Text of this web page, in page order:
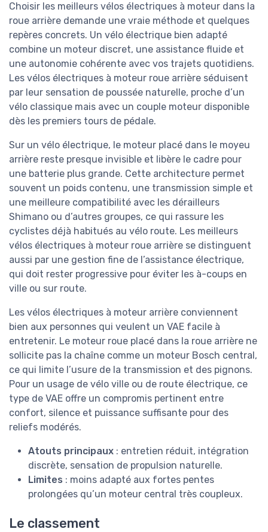
Choisir les meilleurs vélos électriques à moteur dans la
roue arrière demande une vraie méthode et quelques
repères concrets. Un vélo électrique bien adapté
combine un moteur discret, une assistance fluide et
une autonomie cohérente avec vos trajets quotidiens.
Les vélos électriques à moteur roue arrière séduisent
par leur sensation de poussée naturelle, proche d’un
vélo classique mais avec un couple moteur disponible
dès les premiers tours de pédale.
Sur un vélo électrique, le moteur placé dans le moyeu
arrière reste presque invisible et libère le cadre pour
une batterie plus grande. Cette architecture permet
souvent un poids contenu, une transmission simple et
une meilleure compatibilité avec les dérailleurs
Shimano ou d’autres groupes, ce qui rassure les
cyclistes déjà habitués au vélo route. Les meilleurs
vélos électriques à moteur roue arrière se distinguent
aussi par une gestion fine de l’assistance électrique,
qui doit rester progressive pour éviter les à-coups en
ville ou sur route.
Les vélos électriques à moteur arrière conviennent
bien aux personnes qui veulent un VAE facile à
entretenir. Le moteur roue placé dans la roue arrière ne
sollicite pas la chaîne comme un moteur Bosch central,
ce qui limite l’usure de la transmission et des pignons.
Pour un usage de vélo ville ou de route électrique, ce
type de VAE offre un compromis pertinent entre
confort, silence et puissance suffisante pour des
reliefs modérés.
Atouts principaux : entretien réduit, intégration
discrète, sensation de propulsion naturelle.
Limites : moins adapté aux fortes pentes
prolongées qu’un moteur central très coupleux.
Le classement